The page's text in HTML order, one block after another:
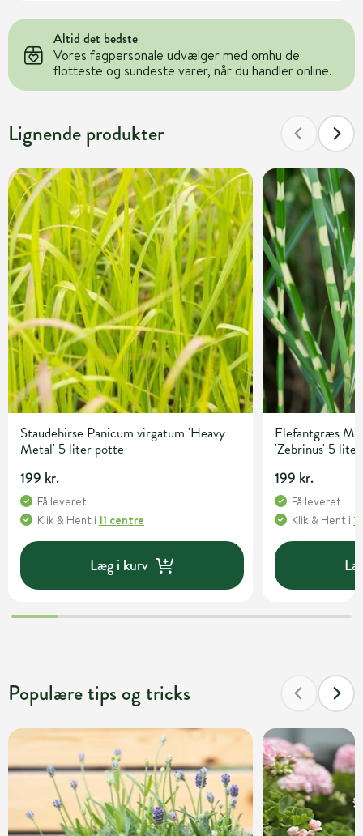
Altid det bedste
Vores fagpersonale udvælger med omhu de
flotteste og sundeste varer, når du handler online.
Lignende produkter
Staudehirse Panicum virgatum 'Heavy
Metal' 5 liter potte
199 kr.
Få leveret
Klik & Hent i 11 centre
Læg i kurv
Elefantgræs
'Zebrinus' 5
199 kr.
Få leveret
Klik & Hent i
Populære tips og tricks